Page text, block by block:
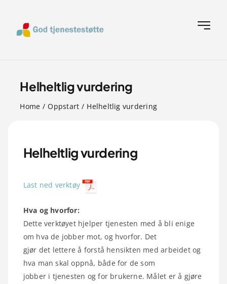
content
Toggle
A til Å verktøyliste
Ofte stilte spørsmål
Helheltlig vurdering
Home Oppstart Helheltlig vurdering
Helheltlig vurdering
Last ned verktøy
Hva og hvorfor:
Dette verktøyet hjelper tjenesten med å bli enige
om hva de jobber mot, og hvorfor. Det
gjør det lettere å forstå hensikten med arbeidet og
hva man skal oppnå, både for de som
jobber i tjenesten og for brukerne. Målet er å gjøre